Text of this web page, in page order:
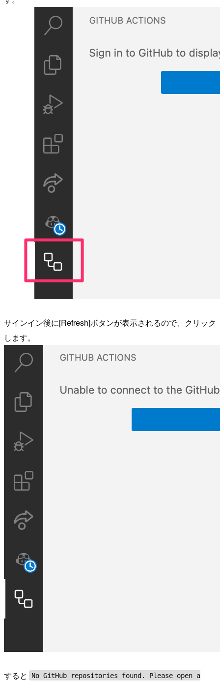
サインイン後に[Refresh]ボタンが表示されるので、クリック
します。
すると No GitHub repositories found. Please open a